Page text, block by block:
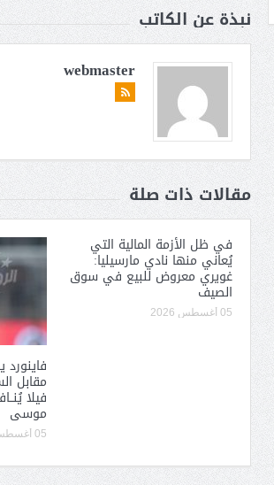
نبذة عن الكاتب
webmaster
مقالات ذات صلة
في ظل الأزمة المالية التي
يُعاني منها نادي مارسيليا:
غويري معروض للبيع في سوق
الصيف
05 أغسطس 2026
مقابل
فيلا
موسى
05 أغسطس 2026